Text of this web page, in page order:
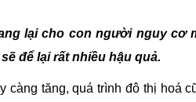
lại cho con người nguy cơ
để lại rất nhiều hậu quả.
càng tăng, quá trình đô thị hoá